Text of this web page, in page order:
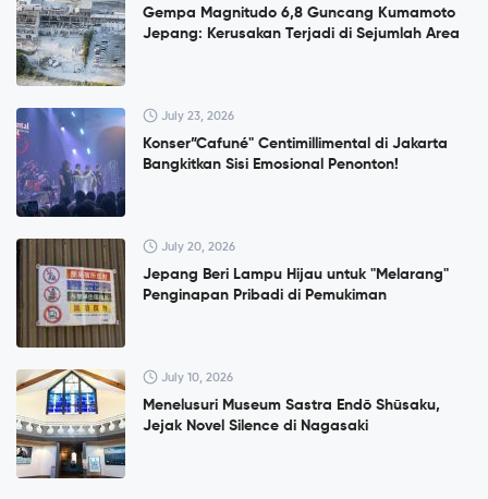
Gempa Magnitudo 6,8 Guncang Kumamoto
Jepang: Kerusakan Terjadi di Sejumlah Area
July 23, 2026
Konser”Cafuné" Centimillimental di Jakarta
Bangkitkan Sisi Emosional Penonton!
July 20, 2026
Jepang Beri Lampu Hijau untuk "Melarang"
Penginapan Pribadi di Pemukiman
July 10, 2026
Menelusuri Museum Sastra Endō Shūsaku,
Jejak Novel Silence di Nagasaki